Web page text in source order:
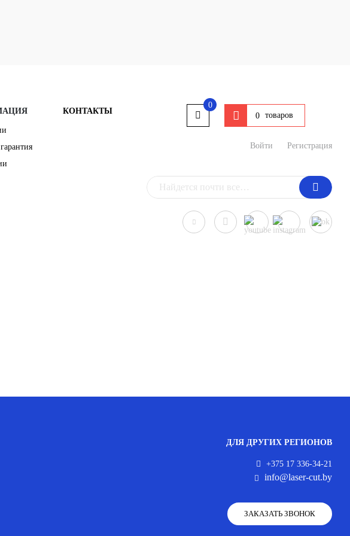
КОНТАКТЫ
0
0 товаров
Войти Регистрация
ДЛЯ ДРУГИХ РЕГИОНОВ
+375 17 336-34-21
info@laser-cut.by
ЗАКАЗАТЬ ЗВОНОК